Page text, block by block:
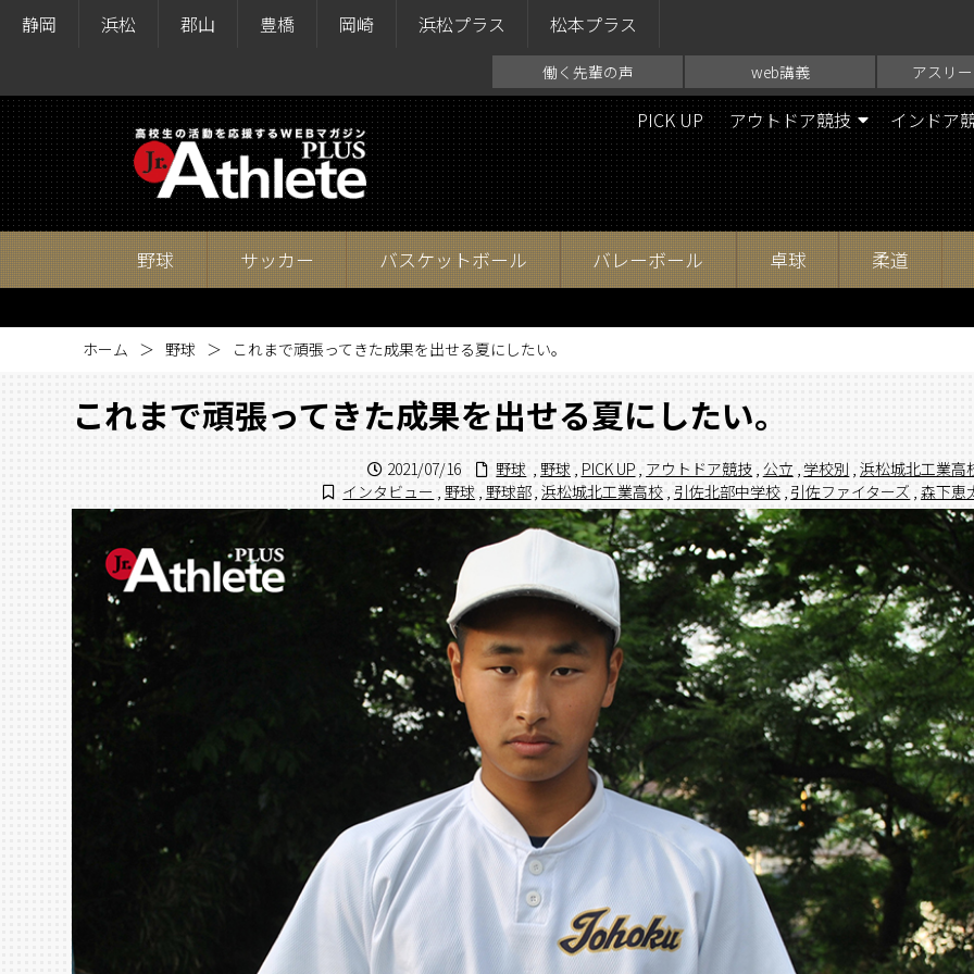
静岡 浜松 郡山 豊橋 岡崎 浜松プラス 松本プラス
働く先輩の声 web講義 アスリ
PICK UP アウトドア競技 インドア
野球 サッカー バスケットボール バレーボール 卓球 柔道
ホーム 野球 これまで頑張ってきた成果を出せる夏にしたい。
これまで頑張ってきた成果を出せる夏にしたい。
2021/07/16 野球 , 野球 , PICK UP , アウトドア競技 , 公立 , 学校別 , 浜松城北工業高
インタビュー , 野球 , 野球部, 浜松城北工業高校 , 引佐北部中学校 , 引佐ファイターズ , 森下恵